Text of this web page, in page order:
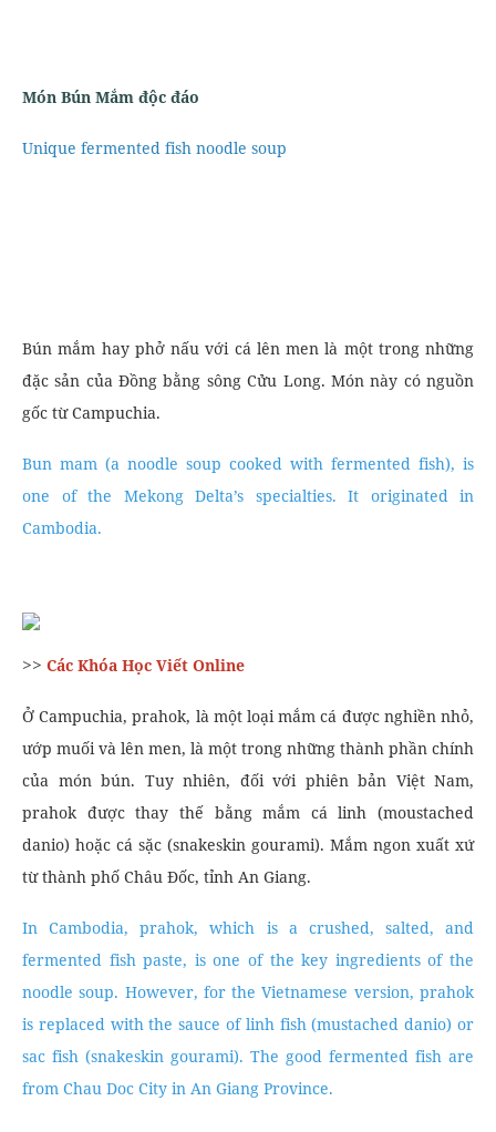
Món Bún Mắm độc đáo
Unique fermented fish noodle soup
Bún mắm hay phở nấu với cá lên men là một trong những
đặc sản của Đồng bằng sông Cửu Long. Món này có nguồn
gốc từ Campuchia.
Bun mam (a noodle soup cooked with fermented fish), is
one of the Mekong Delta’s specialties. It originated in
Cambodia.
>> Các Khóa Học Viết Online
Ở Campuchia, prahok, là một loại mắm cá được nghiền nhỏ,
ướp muối và lên men, là một trong những thành phần chính
của món bún. Tuy nhiên, đối với phiên bản Việt Nam,
prahok được thay thế bằng mắm cá linh (moustached
danio) hoặc cá sặc (snakeskin gourami). Mắm ngon xuất xứ
từ thành phố Châu Đốc, tỉnh An Giang.
In Cambodia, prahok, which is a crushed, salted, and
fermented fish paste, is one of the key ingredients of the
noodle soup. However, for the Vietnamese version, prahok
is replaced with the sauce of linh fish (mustached danio) or
sac fish (snakeskin gourami). The good fermented fish are
from Chau Doc City in An Giang Province.